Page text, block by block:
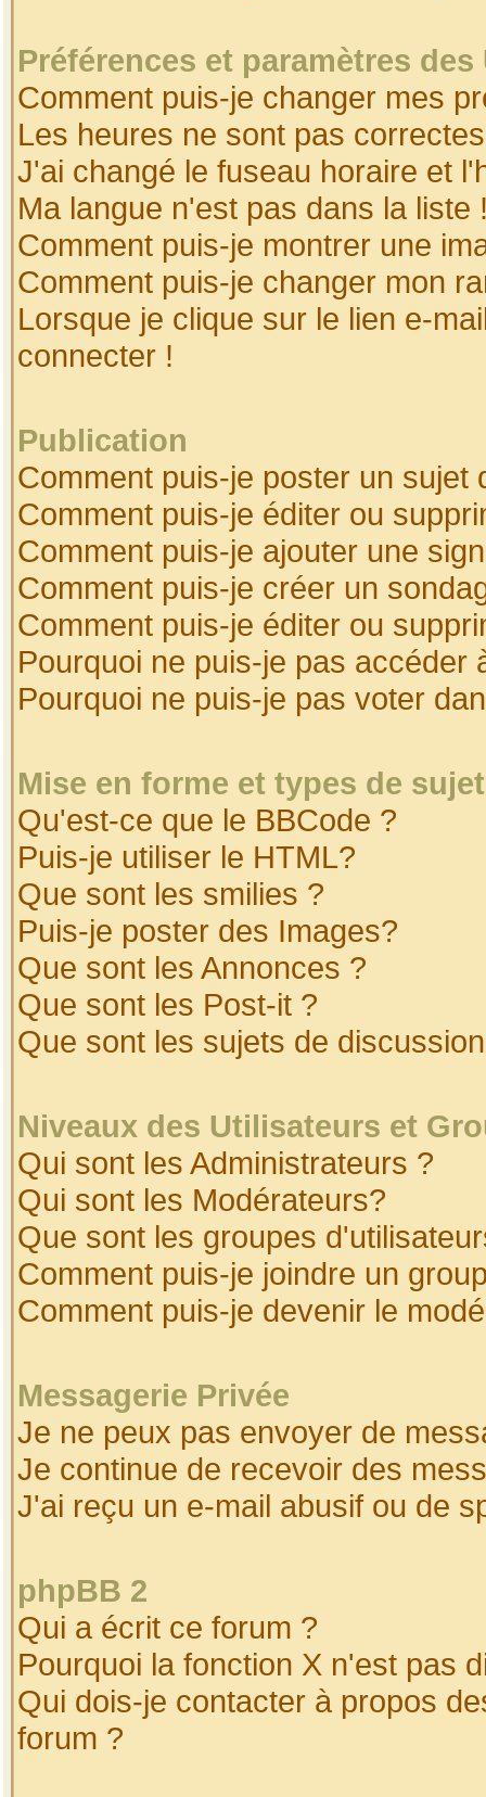
Préférences et paramètres
Comment puis-je changer mes
Les heures ne sont pas
J'ai changé le fuseau horaire et
Ma langue n'est pas dans la liste
Comment puis-je montrer une
Comment puis-je changer mon
Lorsque je clique sur le lien e-
connecter !
Publication
Comment puis-je poster un sujet
Comment puis-je éditer ou
Comment puis-je ajouter une
Comment puis-je créer un
Comment puis-je éditer ou
Pourquoi ne puis-je pas accéder
Pourquoi ne puis-je pas voter
Mise en forme et types de
Qu'est-ce que le BBCode ?
Puis-je utiliser le HTML?
Que sont les smilies ?
Puis-je poster des Images?
Que sont les Annonces ?
Que sont les Post-it ?
Que sont les sujets de
Niveaux des Utilisateurs et
Qui sont les Administrateurs ?
Qui sont les Modérateurs?
Que sont les groupes
Comment puis-je joindre un
Comment puis-je devenir le
Messagerie Privée
Je ne peux pas envoyer de
Je continue de recevoir des
J'ai reçu un e-mail abusif ou de
phpBB 2
Qui a écrit ce forum ?
Pourquoi la fonction X n'est pas
Qui dois-je contacter à propos
forum ?